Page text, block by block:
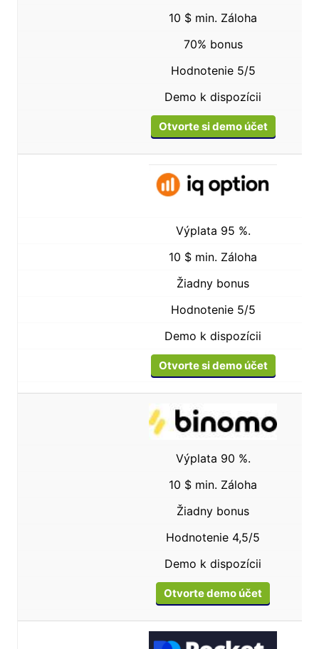
10 $ min. Záloha
70% bonus
Hodnotenie 5/5
Demo k dispozícii
Otvorte si demo účet
Výplata 95 %.
10 $ min. Záloha
Žiadny bonus
Hodnotenie 5/5
Demo k dispozícii
Otvorte si demo účet
Výplata 90 %.
10 $ min. Záloha
Žiadny bonus
Hodnotenie 4,5/5
Demo k dispozícii
Otvorte demo účet